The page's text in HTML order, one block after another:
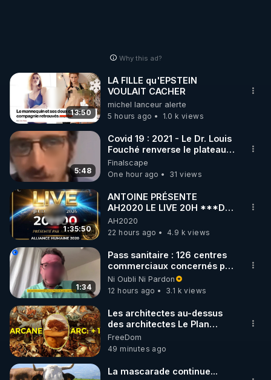
Why this ad?
13:50
LA FILLE qu'EPSTEIN
VOULAIT CACHER
michel lanceur alerte
5 hours ago
1.0 k views
5:48
Covid 19 : 2021 - Le Dr. Louis
Fouché renverse le plateau
de CNews !
Finalscape
One hour ago
31 views
1:35:50
ANTOINE PRÉSENTE
AH2020 LE LIVE 20H ***DU
06/08/2026***
AH2020
22 hours ago
4.9 k views
1:34
Pass sanitaire : 126 centres
commerciaux concernés par
l'obligation dans toute la
France
Ni Oubli Ni Pardon
12 hours ago
3.1 k views
Les architectes au-dessus
des architectes Le Plan
Arcanique documente les
constructions des
administrateurs de niveau
humain. Cet article précise à
FreeDom
49 minutes ago
La mascarade continue...